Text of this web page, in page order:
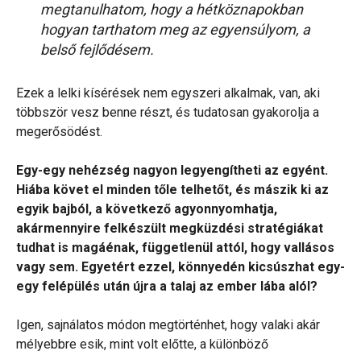
megtanulhatom, hogy a hétköznapokban
hogyan tarthatom meg az egyensúlyom, a
belső fejlődésem.
Ezek a lelki kísérések nem egyszeri alkalmak, van, aki
többször vesz benne részt, és tudatosan gyakorolja a
megerősödést.
Egy-egy nehézség nagyon legyengítheti az egyént.
Hiába követ el minden tőle telhetőt, és mászik ki az
egyik bajból, a következő agyonnyomhatja,
akármennyire felkészült megküzdési stratégiákat
tudhat is magáénak, függetlenül attól, hogy vallásos
vagy sem. Egyetért ezzel, könnyedén kicsúszhat egy-
egy felépülés után újra a talaj az ember lába alól?
Igen, sajnálatos módon megtörténhet, hogy valaki akár
mélyebbre esik, mint volt előtte, a különböző